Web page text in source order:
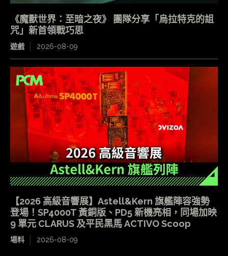
《魔獸世界：至暗之夜》 團隊分享「烏拉特克的詛
咒」新首領戰巧思
遊戲 2026-08-09
【2026 高級音響展】Astell&Kern 旗艦陣容強勢
登場！SP4000T 黃銅版、PD5 新機亮相，同場加映
9 單元 CLARUS 及平民黑馬 ACTIVO Scoop
場料 2026-08-09